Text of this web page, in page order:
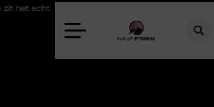
energiezuinige hanglamp kopen in Gelderland